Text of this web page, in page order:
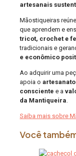
artesanais
Mãostiqueiras reúne
que aprendem e
tricot, crochet e
tradicionais e
e econômico
Ao adquirir uma
apoia o
consciente e a
da Mantiqueira
Saiba mais sobre
Você